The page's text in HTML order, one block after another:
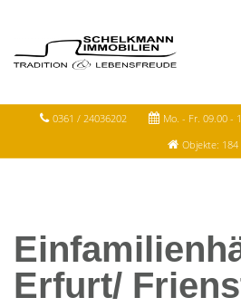
0361 / 24036202 Mo. - Fr. 09.00 -
Objekte: 184
Erfurt/